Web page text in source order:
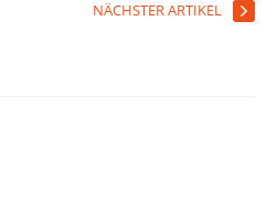
NÄCHSTER ARTIKEL